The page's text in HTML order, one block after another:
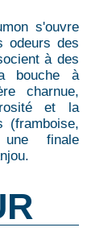
s'ouvre
odeurs des
à des
bouche à
charnue,
et la
(framboise,
finale